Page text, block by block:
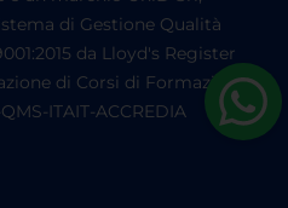
di Gestione Qualità
da Lloyd's Register
di Corsi di Formazione
ITAIT-ACCREDIA